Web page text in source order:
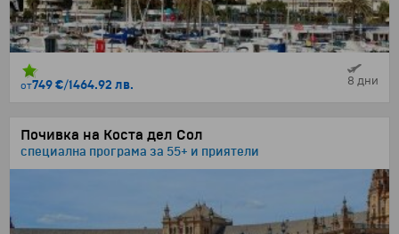
от749 €/1464.92 лв. 8 дни
Почивка на Коста дел Сол
специална програма за 55+ и приятели